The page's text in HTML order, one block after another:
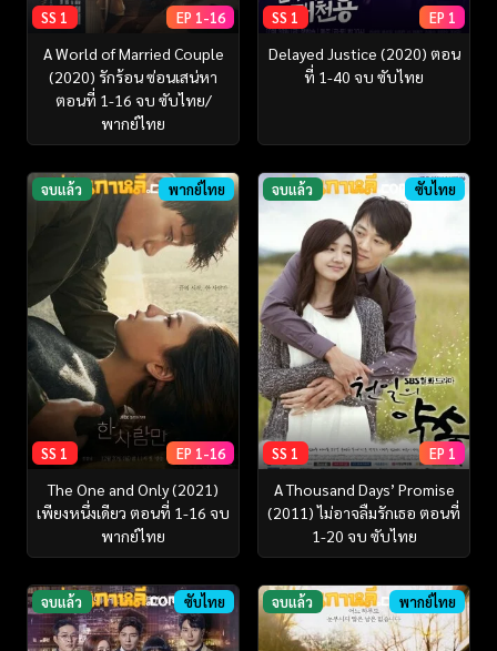
SS 1 EP 1-16
A World of Married Couple
(2020) รักร้อน ซ่อนเสน่หา
ตอนที่ 1-16 จบ ซับไทย/
พากย์ไทย
SS 1 EP 1
Delayed Justice (2020) ตอน
ที่ 1-40 จบ ซับไทย
จบแล้ว พากย์ไทย
SS 1 EP 1-16
The One and Only (2021)
เพียงหนึ่งเดียว ตอนที่ 1-16 จบ
พากย์ไทย
จบแล้ว ซับไทย
SS 1 EP 1
A Thousand Days’ Promise
(2011) ไม่อาจลืมรักเธอ ตอนที่
1-20 จบ ซับไทย
จบแล้ว ซับไทย จบแล้ว พากย์ไทย